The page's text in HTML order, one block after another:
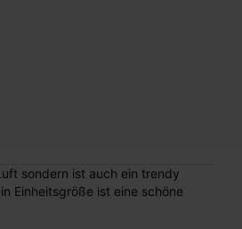
Einheitsgröße ist eine schöne